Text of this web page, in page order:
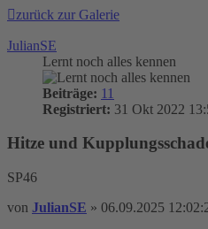
zurück zur Galerie
JulianSE
Lernt noch alles kennen
Beiträge: 11
Registriert: 31 Okt 2022
Hitze und
SP46
von JulianSE » 06.09.2025